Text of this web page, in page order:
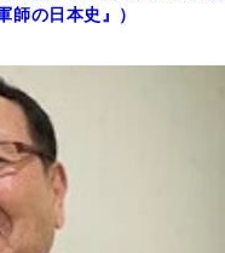
師の日本史』）